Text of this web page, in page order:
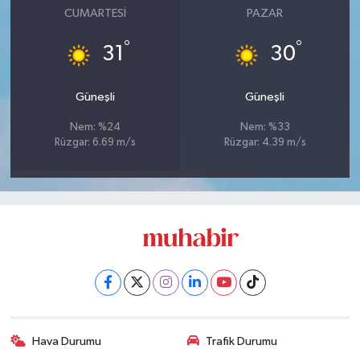
CUMARTESI
31 °
Güneşli
Nem: %24
Rüzgar: 6.69 m/s
PAZAR
30°
Güneşli
Nem: %33
Rüzgar: 4.39 m/s
Hava Durumu Trafik Durumu